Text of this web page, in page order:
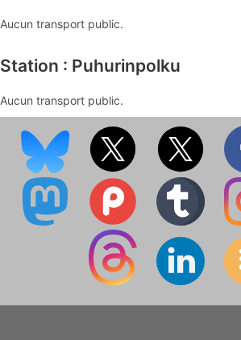
Aucun transport public.
Station : Puhurinpolku
Aucun transport public.